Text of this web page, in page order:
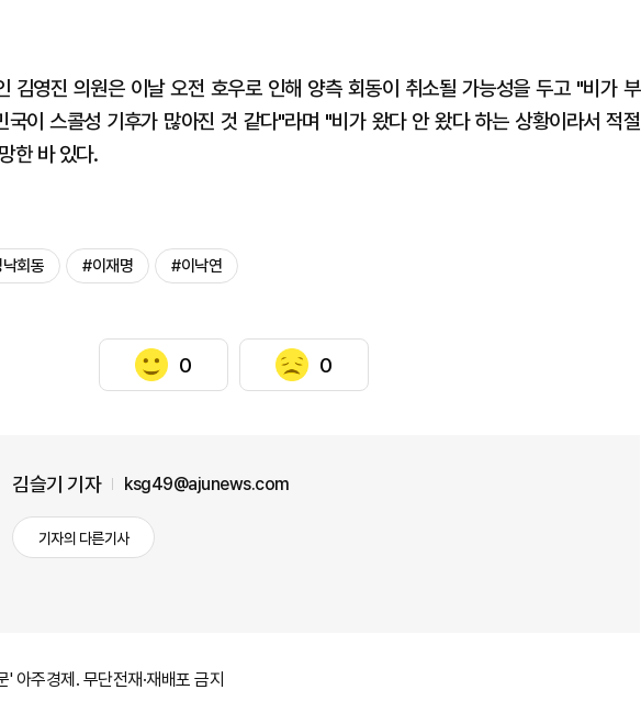
김영진 의원은 이날 오전 호우로 인해 양측 회동이 취소될 가능성을 두고 "비가 부
국이 스콜성 기후가 많아진 것 같다"라며 "비가 왔다 안 왔다 하는 상황이라서 적절
한 바 있다.
회동 #이재명 #이낙연
0 0
김슬기 기자 ksg49@ajunews.com
기자의 다른기사
아주경제. 무단전재·재배포 금지